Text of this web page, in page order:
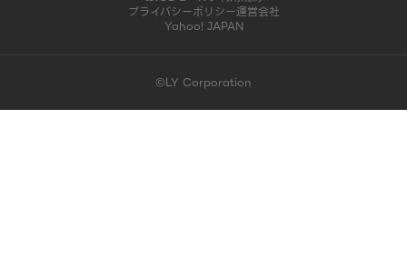
プライバシーポリシー運営会社
Yahoo! JAPAN
©LY Corporation
このコンテンツは掲載が終了しました | LINE占い